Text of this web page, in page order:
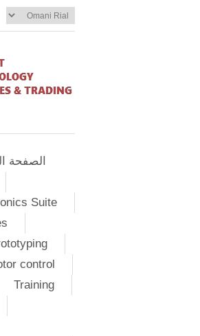
الصفحة
Suite
control
Training